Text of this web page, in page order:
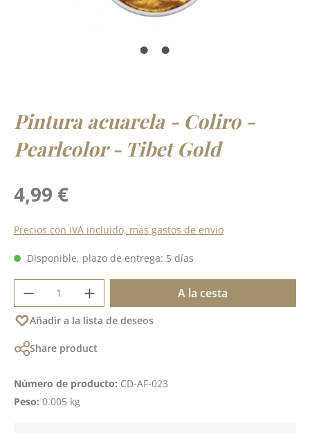
Pintura acuarela - Coliro -
Pearlcolor - Tibet Gold
Precio normal:
4,99 €
Precios con IVA incluido, más gastos de envío
Disponible, plazo de entrega: 5 días
Cantidad del producto: introduce la
A la cesta
Añadir a la lista de deseos
Share product
Número de producto: CD-AF-023
Peso: 0.005 kg